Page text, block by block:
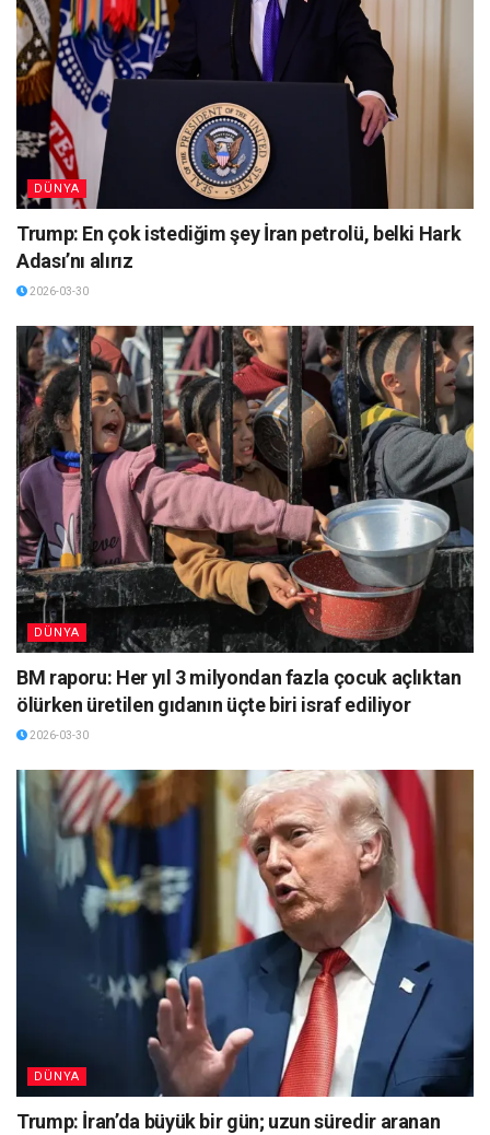
DÜNYA
Trump: En çok istediğim şey İran petrolü, belki Hark
Adası’nı alırız
2026-03-30
DÜNYA
BM raporu: Her yıl 3 milyondan fazla çocuk açlıktan
ölürken üretilen gıdanın üçte biri israf ediliyor
2026-03-30
DÜNYA
Trump: İran’da büyük bir gün; uzun süredir aranan